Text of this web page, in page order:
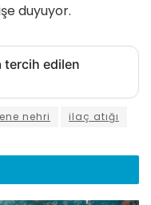
duyuyor.
tercih edilen
nehri ilaç atığı